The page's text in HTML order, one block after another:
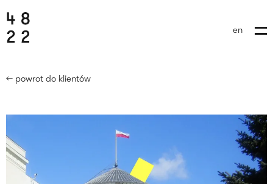
en
← powrot do klientów